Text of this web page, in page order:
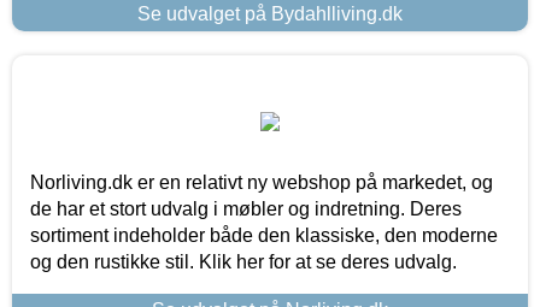
Se udvalget på Bydahlliving.dk
Norliving.dk er en relativt ny webshop på markedet, og
de har et stort udvalg i møbler og indretning. Deres
sortiment indeholder både den klassiske, den moderne
og den rustikke stil. Klik her for at se deres udvalg.